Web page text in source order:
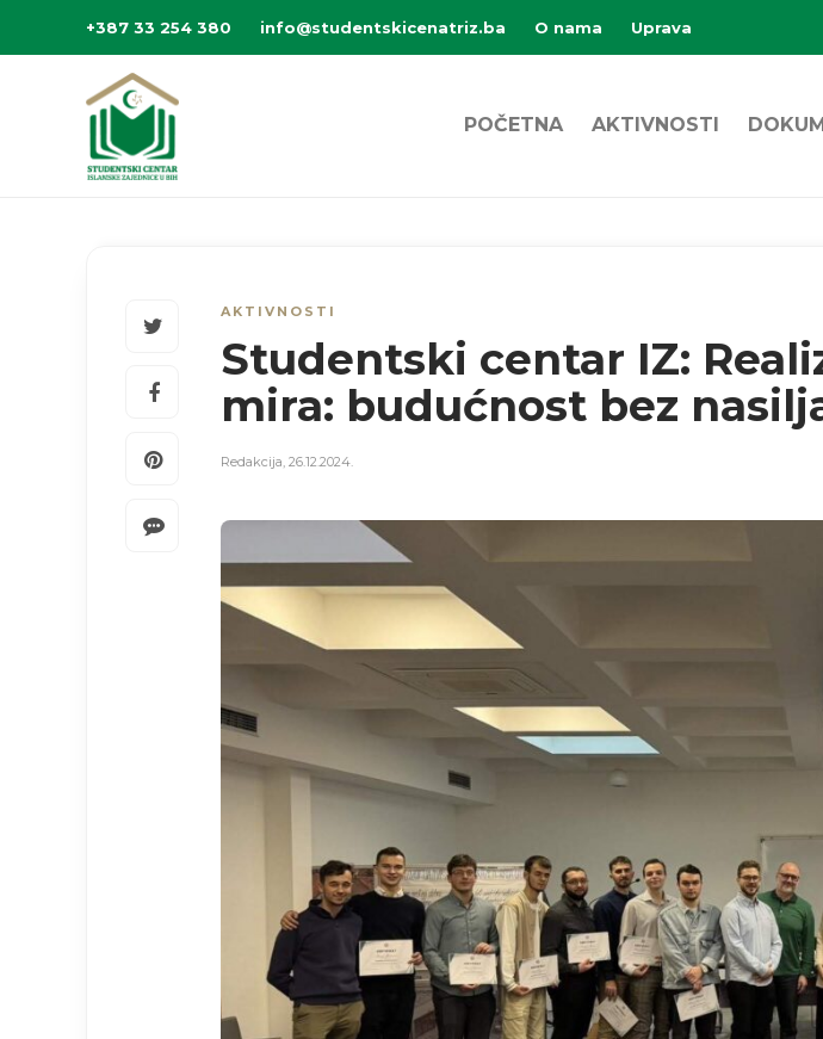
+387 33 254 380 info@studentskicenatriz.ba O nama Uprava
POČETNA AKTIVNOSTI
AKTIVNOSTI
Studentski centar IZ:
mira: budućnost bez
Redakcija, 26.12.2024.